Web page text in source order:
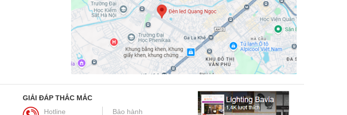
GIẢI ĐÁP THẮC MẮC
Hotline
Bảo hành